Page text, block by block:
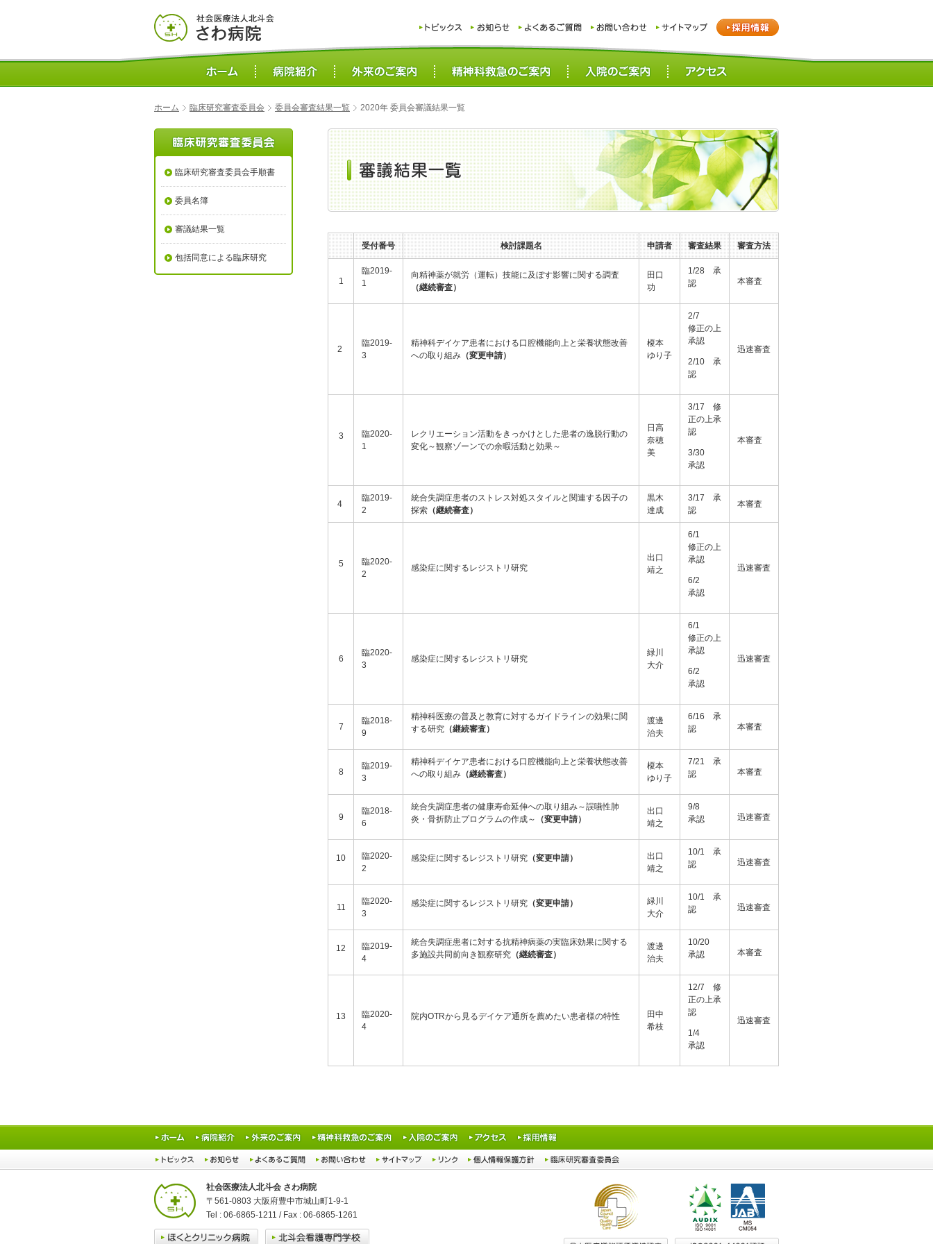
ホーム 臨床研究審査委員会 委員会審査結果一覧 2020年 委員会審議結果一覧
受付番号 検討課題名 申請者 審査結果 審査方法
1
臨2019-
1
向精神薬が就労（運転）技能に及ぼす影響に関する調査
（継続審査）
田口
功
1/28 承
認
本審査
2
臨2019-
3
精神科デイケア患者における口腔機能向上と栄養状態改善
への取り組み （変更申請）
榎本
ゆり子
2/7
修正の上
承認
2/10 承
認
迅速審査
3
臨2020-
1
レクリエーション活動をきっかけとした患者の逸脱行動の
変化～観察ゾーンでの余暇活動と効果～
日高
奈穂
美
3/17 修
正の上承
認
3/30
承認
本審査
4
臨2019-
2
統合失調症患者のストレス対処スタイルと関連する因子の
探索 （継続審査）
黒木
達成
3/17 承
認
本審査
5
臨2020-
2
感染症に関するレジストリ研究
出口
靖之
6/1
修正の上
承認
6/2
承認
迅速審査
6
臨2020-
3
感染症に関するレジストリ研究
緑川
大介
6/1
修正の上
承認
6/2
承認
迅速審査
7
臨2018-
9
精神科医療の普及と教育に対するガイドラインの効果に関
する研究 （継続審査）
渡邊
治夫
6/16 承
認
本審査
8
臨2019-
3
精神科デイケア患者における口腔機能向上と栄養状態改善
への取り組み （継続審査）
榎本
ゆり子
7/21 承
認
本審査
9
臨2018-
6
統合失調症患者の健康寿命延伸への取り組み～誤嚥性肺
炎・骨折防止プログラムの作成～
（変更申請）
出口
靖之
9/8
承認
迅速審査
10
臨2020-
2
感染症に関するレジストリ研究 （変更申請）
出口
靖之
10/1 承
認
迅速審査
11
臨2020-
3
感染症に関するレジストリ研究 （変更申請）
緑川
大介
10/1 承
認
迅速審査
12
臨2019-
4
統合失調症患者に対する抗精神病薬の実臨床効果に関する
多施設共同前向き観察研究 （継続審査）
渡邊
治夫
10/20
承認
本審査
13
臨2020-
4
院内OTRから見るデイケア通所を薦めたい患者様の特性
田中
希枝
12/7 修
正の上承
認
1/4
承認
迅速審査
臨床研究審査委員会手順書
委員名簿
審議結果一覧
包括同意による臨床研究
社会医療法人北斗会 さわ病院
〒561-0803 大阪府豊中市城山町1-9-1
Tel : 06-6865-1211 / Fax : 06-6865-1261